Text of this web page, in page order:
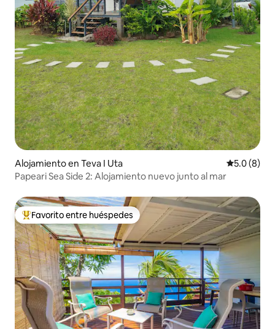
Alojamiento en Teva I Uta
5.0 (8)
Papeari Sea Side 2: Alojamiento nuevo junto al mar
Favorito entre huéspedes preferido
Favorito entre huéspedes